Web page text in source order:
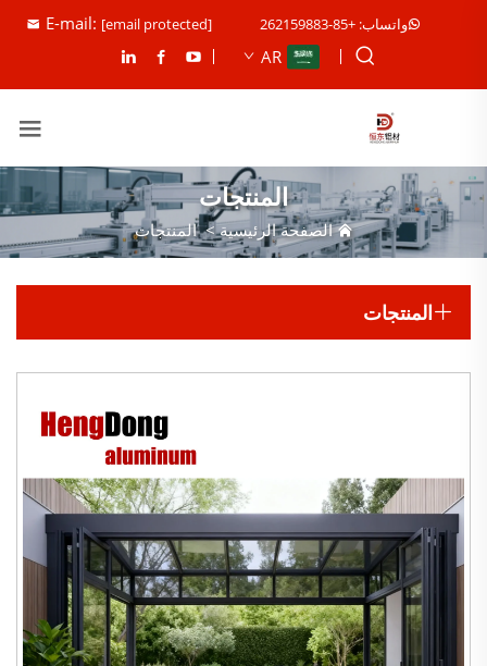
واتساب: +85-262159883 E-mail: [email protected]
AR
المنتجات
الصفحة الرئيسية>المنتجات
المنتجات